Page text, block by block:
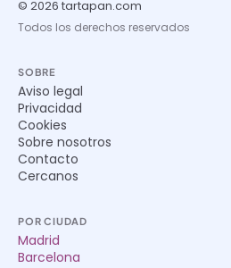
© 2026 tartapan.com
Todos los derechos reservados
SOBRE
Aviso legal
Privacidad
Cookies
Sobre nosotros
Contacto
Cercanos
POR CIUDAD
Madrid
Barcelona